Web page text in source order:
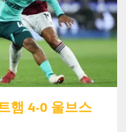
햄 4-0 울브스